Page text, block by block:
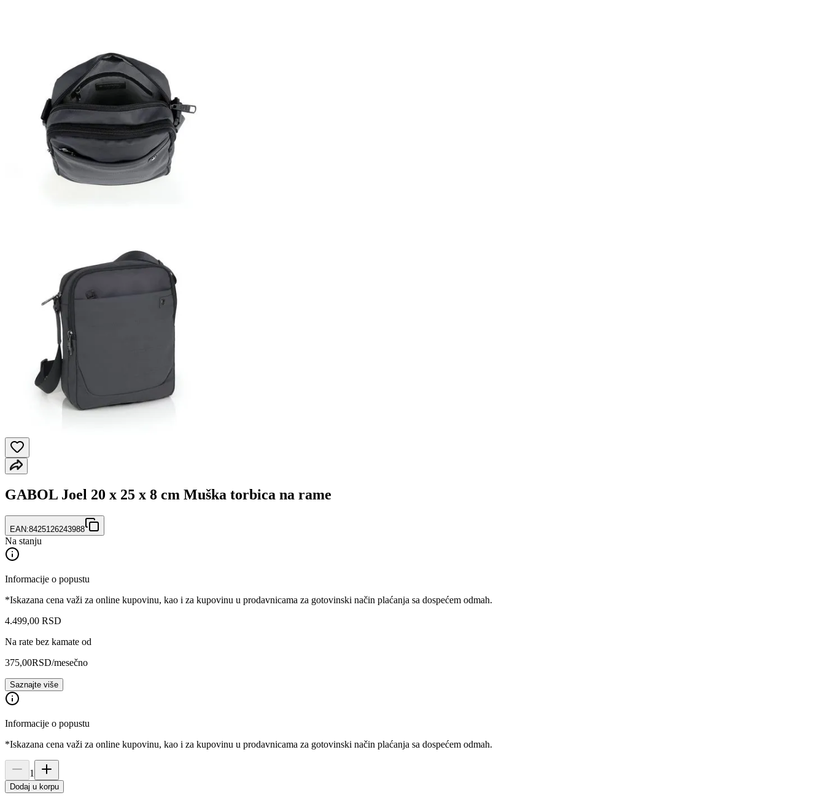
GABOL Joel 20 x 25 x 8 cm Muška torbica na rame
EAN:8425126243988
Na stanju
Informacije o popustu
*Iskazana cena važi za online kupovinu, kao i za kupovinu u prodavnicama za gotovinski način plaćanja sa dospećem odmah.
4.499,00 RSD
Na rate bez kamate od
375,00RSD/mesečno
Saznajte više
Informacije o popustu
*Iskazana cena važi za online kupovinu, kao i za kupovinu u prodavnicama za gotovinski način plaćanja sa dospećem odmah.
1
Dodaj u korpu